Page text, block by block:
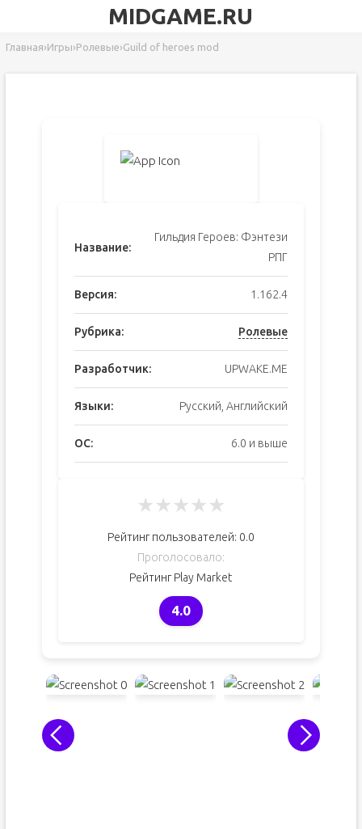
MIDGAME.RU
Главная›Игры›Ролевые›Guild of heroes mod
Название:
Гильдия Героев: Фэнтези
РПГ
Версия: 1.162.4
Рубрика: Ролевые
Разработчик: UPWAKE.ME
Языки: Русский, Английский
ОС: 6.0 и выше
★★★★★
Рейтинг пользователей: 0.0
Проголосовало:
Рейтинг Play Market
4.0